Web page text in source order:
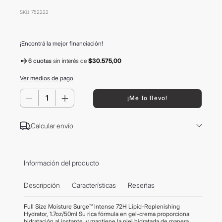
SKU:752222
¡Encontrá la mejor financiación!
6 cuotas sin interésde $30.575,00
Ver medios de pago
＋
－ ¡Me lo llevo!
Calcular envío
Información del producto
Descripción Características Reseñas
Full Size Moisture Surge™ Intense 72H Lipid-Replenishing
Hydrator, 1.7oz/50ml Su rica fórmula en gel-crema proporciona
9. hugo boss
10. tom ford